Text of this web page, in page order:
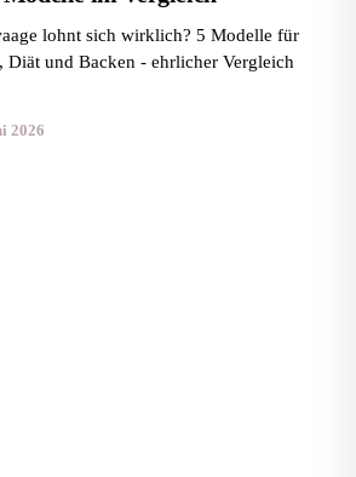
lohnt sich wirklich? 5 Modelle für
Diät und Backen - ehrlicher Vergleich
2026